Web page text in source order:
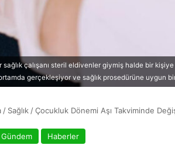
sağlık çalışanı steril eldivenler giymiş halde bir
gerçekleşiyor ve sağlık prosedürüne uygun
/ Sağlık /Çocukluk Dönemi Aşı Takviminde
Gündem Haberler